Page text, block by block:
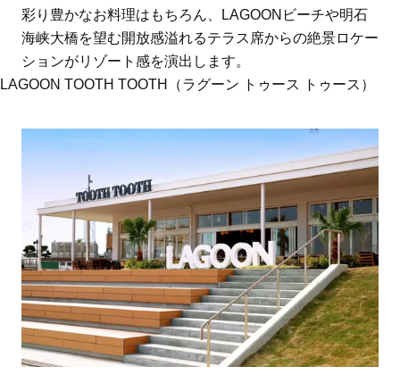
彩り豊かなお料理はもちろん、LAGOONビーチや明石
海峡大橋を望む開放感溢れるテラス席からの絶景ロケー
ションがリゾート感を演出します。
LAGOON TOOTH TOOTH（ラグーン トゥース トゥース）